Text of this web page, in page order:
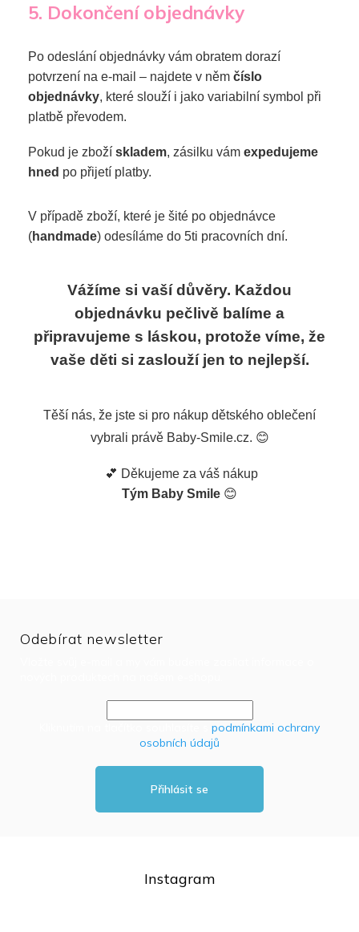
5. Dokončení objednávky
Po odeslání objednávky vám obratem dorazí
potvrzení na e-mail – najdete v něm číslo
objednávky, které slouží i jako variabilní symbol při
platbě převodem.
Pokud je zboží skladem, zásilku vám expedujeme
hned po přijetí platby.
V případě zboží, které je šité po objednávce
(handmade) odesíláme do 5ti pracovních dní.
Vážíme si vaší důvěry. Každou
objednávku pečlivě balíme a
připravujeme s láskou, protože víme, že
vaše děti si zaslouží jen to nejlepší.
Těší nás, že jste si pro nákup dětského oblečení
vybrali právě Baby-Smile.cz. 😊
💕 Děkujeme za váš nákup
Tým Baby Smile 😊
Odebírat newsletter
podmínkami ochrany
osobních údajů
Přihlásit se
Instagram